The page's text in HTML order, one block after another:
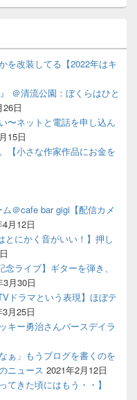
を改装してる【2022年はキ
＠清流公園：ぼくらはひと
26日
〜ネットと電話を申し込ん
15日
【小さな作家作品にお金を
＠cafe bar gigi【配信カメ
月12日
とにかく音がいい！】押し
ライブ】ギターを弾き、
3月30日
ドラマという表現】ほぼテ
月25日
キー勇治さんバースデイラ
ぁ」もうブログを書くのを
ニュース 2021年2月12日
きた頃にはもう・・】